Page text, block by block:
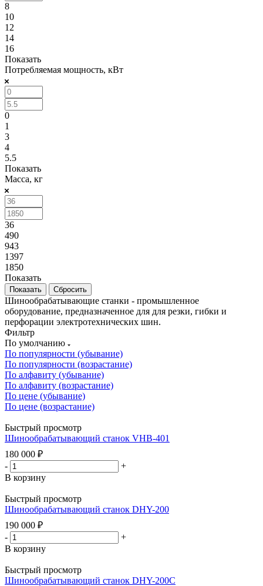
8
10
12
14
16
Показать
Потребляемая мощность, кВт
0
1
3
4
5.5
Показать
Масса, кг
36
490
943
1397
1850
Показать
Сбросить
Шинообрабатывающие станки - промышленное
оборудование, предназначенное для для резки, гибки и
перфорации электротехнических шин.
Фильтр
По умолчанию
По популярности (убывание)
По популярности (возрастание)
По алфавиту (убывание)
По алфавиту (возрастание)
По цене (убывание)
По цене (возрастание)
Быстрый просмотр
Шинообрабатывающий станок VHB-401
180 000 ₽
-
+
В корзину
Быстрый просмотр
Шинообрабатывающий станок DHY-200
190 000 ₽
-
+
В корзину
Быстрый просмотр
Шинообрабатывающий станок DHY-200C